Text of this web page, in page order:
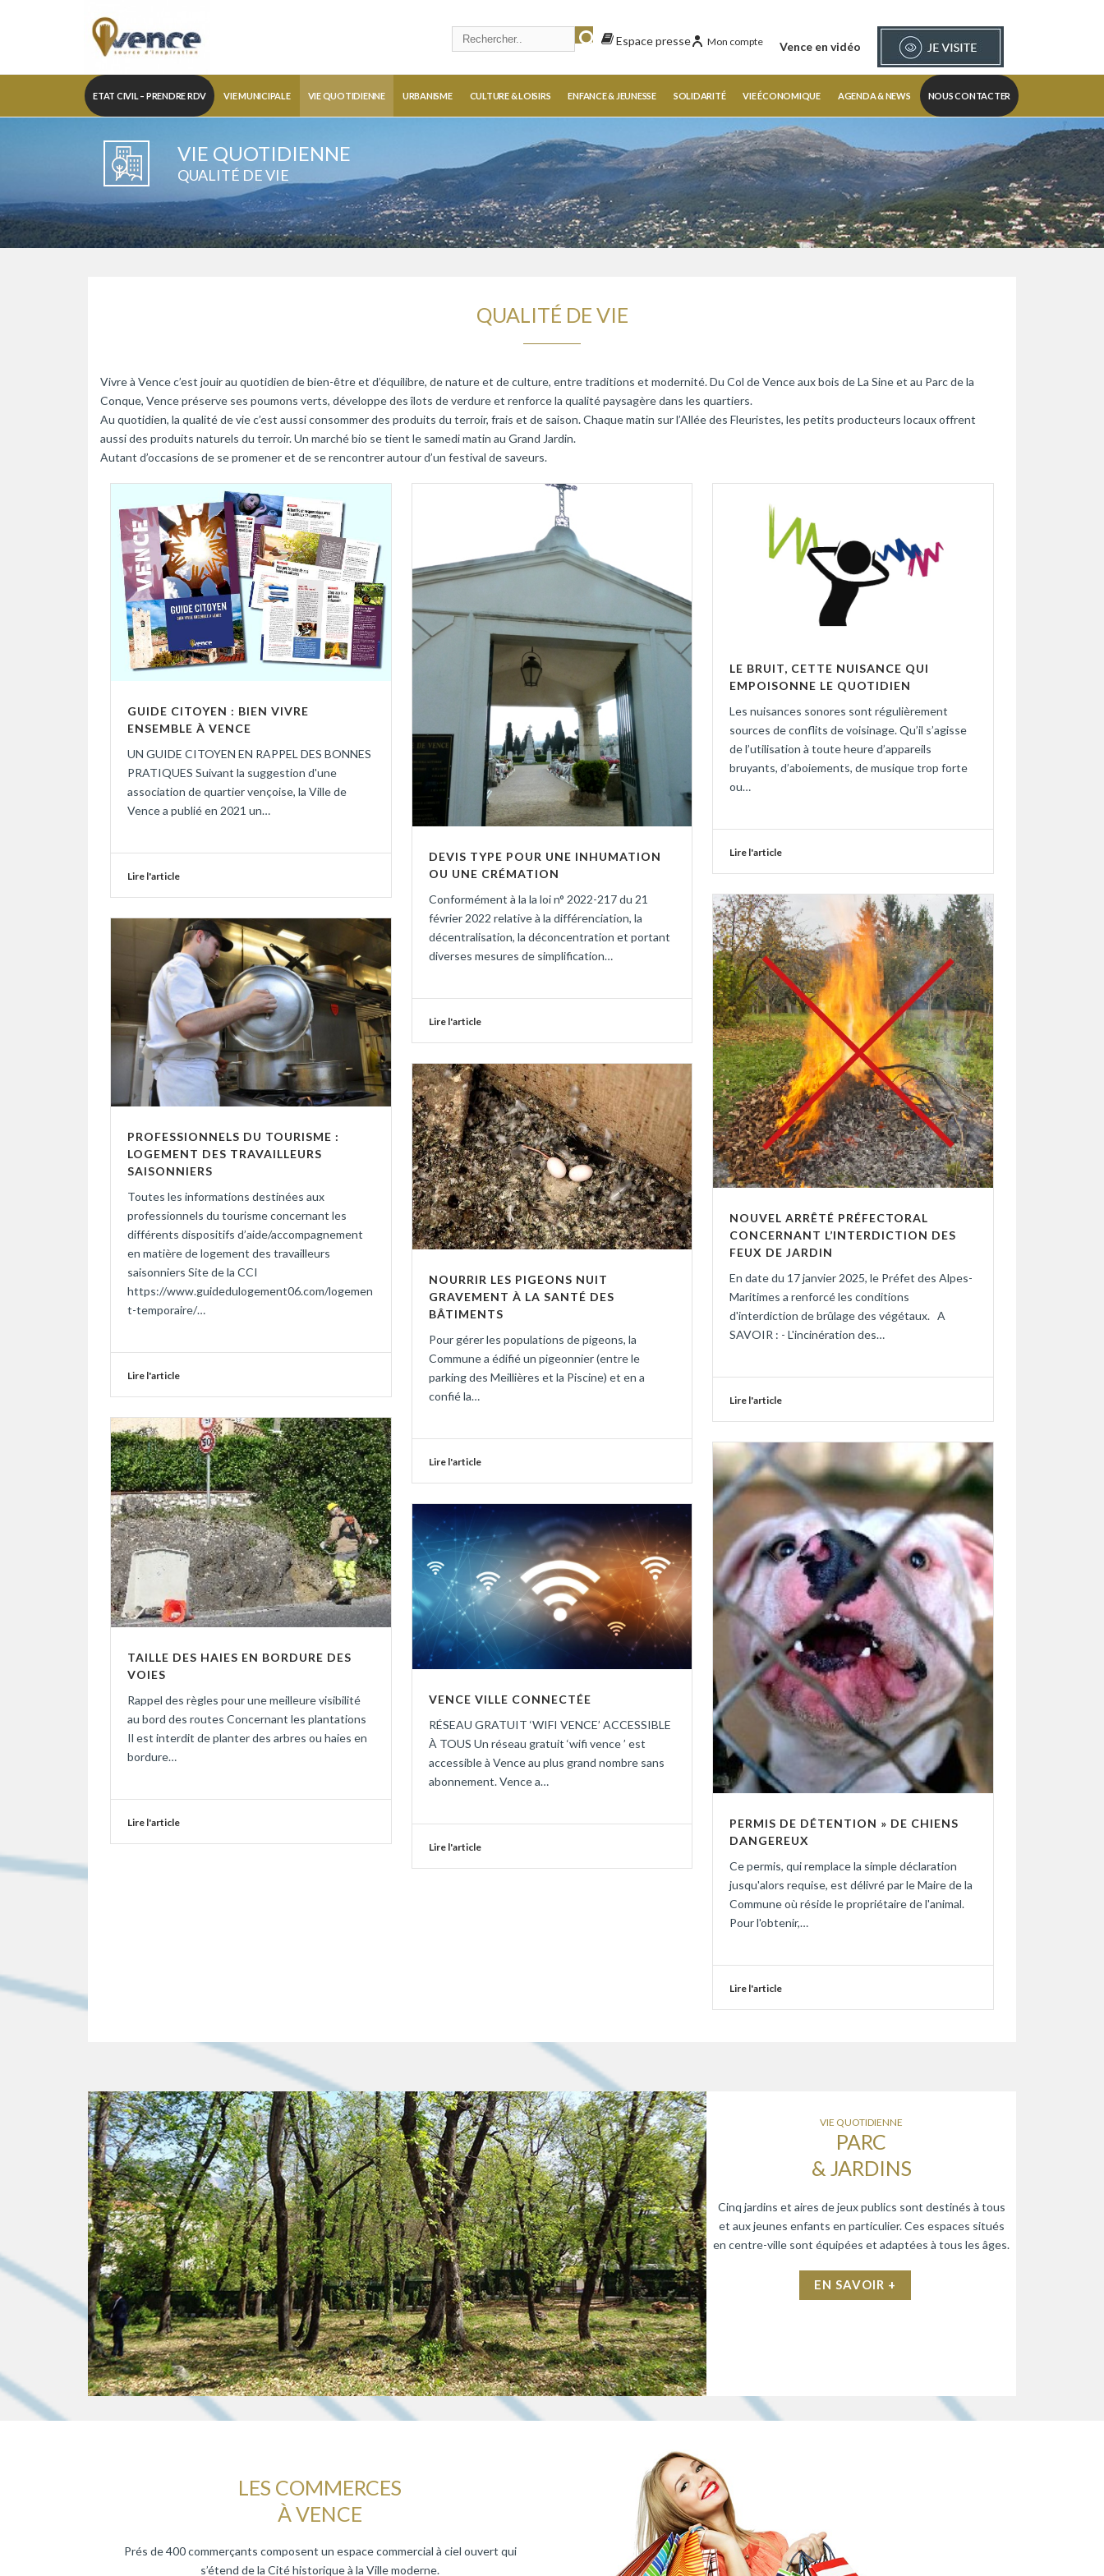
Vence en vidéo
Mon compte
Espace presse
ETAT CIVIL – PRENDRE RDV VIE MUNICIPALE VIE QUOTIDIENNE URBANISME CULTURE & LOISIRS ENFANCE & JEUNESSE SOLIDARITÉ VIE ÉCONOMIQUE AGENDA & NEWS NOUS CONTACTER
VIE QUOTIDIENNE
QUALITÉ DE VIE
QUALITÉ DE VIE
Vivre à Vence c’est jouir au quotidien de bien-être et d’équilibre, de nature et de culture, entre traditions et modernité. Du Col de Vence aux bois de La Sine et au Parc de la
Conque, Vence préserve ses poumons verts, développe des îlots de verdure et renforce la qualité paysagère dans les quartiers.
Au quotidien, la qualité de vie c’est aussi consommer des produits du terroir, frais et de saison. Chaque matin sur l’Allée des Fleuristes, les petits producteurs locaux offrent
aussi des produits naturels du terroir. Un marché bio se tient le samedi matin au Grand Jardin.
Autant d’occasions de se promener et de se rencontrer autour d’un festival de saveurs.
GUIDE CITOYEN : BIEN VIVRE
ENSEMBLE À VENCE
UN GUIDE CITOYEN EN RAPPEL DES BONNES
PRATIQUES Suivant la suggestion d'une
association de quartier vençoise, la Ville de
Vence a publié en 2021 un…
Lire l'article
DEVIS TYPE POUR UNE INHUMATION
OU UNE CRÉMATION
Conformément à la la loi n° 2022-217 du 21
février 2022 relative à la différenciation, la
décentralisation, la déconcentration et portant
diverses mesures de simplification…
Lire l'article
LE BRUIT, CETTE NUISANCE QUI
EMPOISONNE LE QUOTIDIEN
Les nuisances sonores sont régulièrement
sources de conflits de voisinage. Qu’il s’agisse
de l’utilisation à toute heure d’appareils
bruyants, d’aboiements, de musique trop forte
ou…
Lire l'article
NOUVEL ARRÊTÉ PRÉFECTORAL
CONCERNANT L’INTERDICTION DES
FEUX DE JARDIN
En date du 17 janvier 2025, le Préfet des Alpes-
Maritimes a renforcé les conditions
d'interdiction de brûlage des végétaux. A
SAVOIR : - L'incinération des…
Lire l'article
PROFESSIONNELS DU TOURISME :
LOGEMENT DES TRAVAILLEURS
SAISONNIERS
Toutes les informations destinées aux
professionnels du tourisme concernant les
différents dispositifs d’aide/accompagnement
en matière de logement des travailleurs
saisonniers Site de la CCI
https://www.guidedulogement06.com/logemen
t-temporaire/…
Lire l'article
NOURRIR LES PIGEONS NUIT
GRAVEMENT À LA SANTÉ DES
BÂTIMENTS
Pour gérer les populations de pigeons, la
Commune a édifié un pigeonnier (entre le
parking des Meillières et la Piscine) et en a
confié la…
Lire l'article
TAILLE DES HAIES EN BORDURE DES
VOIES
Rappel des règles pour une meilleure visibilité
au bord des routes Concernant les plantations
Il est interdit de planter des arbres ou haies en
bordure…
Lire l'article
PERMIS DE DÉTENTION » DE CHIENS
DANGEREUX
Ce permis, qui remplace la simple déclaration
jusqu'alors requise, est délivré par le Maire de la
Commune où réside le propriétaire de l'animal.
Pour l'obtenir,…
Lire l'article
VENCE VILLE CONNECTÉE
RÉSEAU GRATUIT ‘WIFI VENCE’ ACCESSIBLE
À TOUS Un réseau gratuit ‘wifi vence ’ est
accessible à Vence au plus grand nombre sans
abonnement. Vence a…
Lire l'article
VIE QUOTIDIENNE
PARC
& JARDINS
Cinq jardins et aires de jeux publics sont destinés à tous
et aux jeunes enfants en particulier. Ces espaces situés
en centre-ville sont équipées et adaptées à tous les âges.
EN SAVOIR +
LES COMMERCES
À VENCE
Prés de 400 commerçants composent un espace commercial à ciel ouvert qui
s’étend de la Cité historique à la Ville moderne.